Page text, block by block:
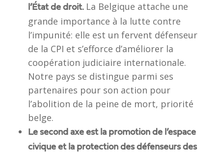
l’État de droit. La Belgique attache une
grande importance à la lutte contre
l’impunité: elle est un fervent défenseur
de la CPI et s’efforce d’améliorer la
coopération judiciaire internationale.
Notre pays se distingue parmi ses
partenaires pour son action pour
l’abolition de la peine de mort, priorité
belge.
Le second axe est la promotion de l’espace
civique et la protection des défenseurs des